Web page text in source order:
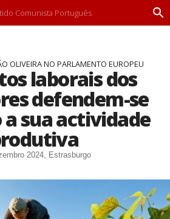
Comunista Português
P
OLIVEIRA NO PARLAMENTO EUROPEU
laborais dos
defendem-se
sua actividade
2024, Estrasburgo